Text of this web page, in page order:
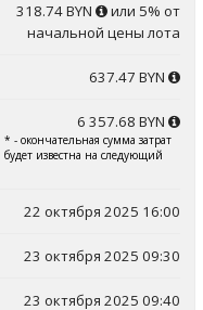
318.74 BYN
или 5% от
начальной цены лота
637.47 BYN
6 357.68 BYN
* - окончательная сумма затрат
будет известна на следующий
22 октября 2025 16:00
23 октября 2025 09:30
23 октября 2025 09:40